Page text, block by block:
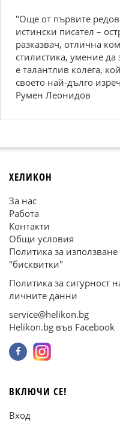
"Още от първите
истински писател –
разказвач, отлична
стилистика, умение
е талантлив колега,
своето най-дълго
Румен Леонидов
ХЕЛИКОН
За нас
Работа
Контакти
Общи условия
Политика за
"бисквитки"
Политика за сигурност
личните данни
service@helikon.bg
Helikon.bg във Facebook
ВКЛЮЧИ СЕ!
Вход